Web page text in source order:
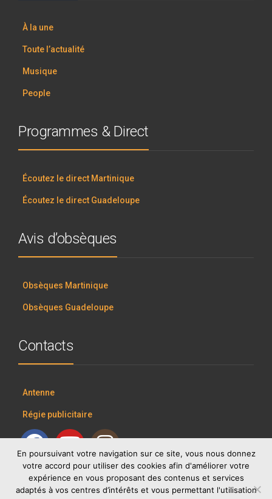
À la une
Toute l’actualité
Musique
People
Programmes & Direct
Écoutez le direct Martinique
Écoutez le direct Guadeloupe
Avis d’obsèques
Obsèques Martinique
Obsèques Guadeloupe
Contacts
Antenne
Régie publicitaire
En poursuivant votre navigation sur ce site, vous nous donnez
votre accord pour utiliser des cookies afin d'améliorer votre
expérience en vous proposant des contenus et services
adaptés à vos centres d’intérêts et vous permettant l'utilisation